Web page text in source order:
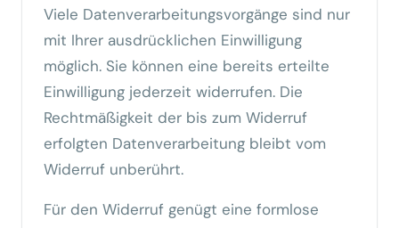
Viele Datenverarbeitungsvorgänge sind nur
mit Ihrer ausdrücklichen Einwilligung
möglich. Sie können eine bereits erteilte
Einwilligung jederzeit widerrufen. Die
Rechtmäßigkeit der bis zum Widerruf
erfolgten Datenverarbeitung bleibt vom
Widerruf unberührt.
Für den Widerruf genügt eine formlose
Wir respektieren Ihre Privatsphäre
Cookies, die für den Betrieb der Seite erforderlich sind (§ 25 Abs. 2
TDDDG). Es werden keine Tracking- oder Marketing-Cookies